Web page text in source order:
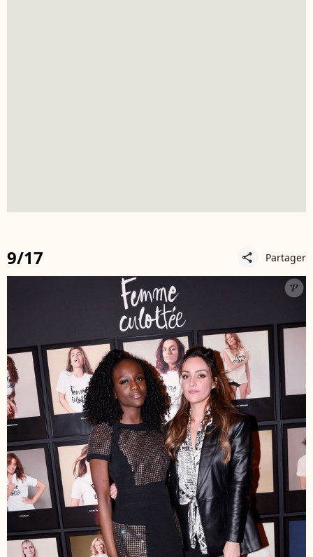
9/17 share Partager